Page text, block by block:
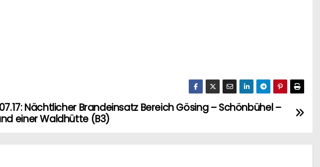
Nächtlicher Brandeinsatz Bereich Gösing – Schönbühel –
einer Waldhütte (B3)